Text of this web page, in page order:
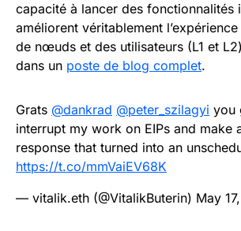
capacité à lancer des fonctionnalités
améliorent véritablement
de nœuds et des utilisateurs (L1 et
dans un poste de blog complet.
Grats @dankrad @peter_szilagyi you
interrupt my work on EIPs and make
response that turned into an
https://t.co/mmVaiEV68K
— vitalik.eth (@VitalikButerin) May